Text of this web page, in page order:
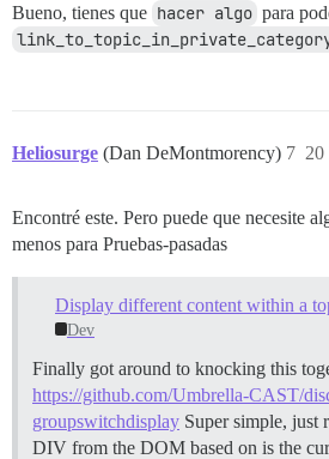
Bueno, tienes que hacer algo para
Heliosurge (Dan DeMontmorency) 20
7
Encontré este. Pero puede que necesite
menos para Pruebas-pasadas
Dev
Finally got around to knocking this
https://github.com/Umbrella-CAST/
groupswitchdisplay Super simple, just
DIV from the DOM based on is the